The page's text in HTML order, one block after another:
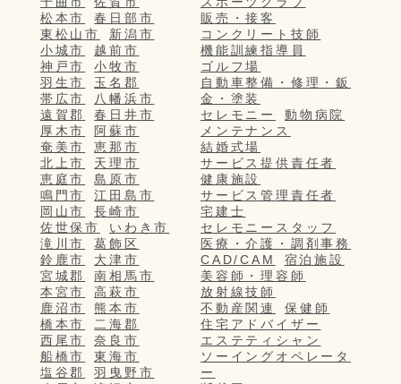
松本市
春日部市
東松山市
新潟市
小城市
越前市
神戸市
小牧市
羽生市
玉名郡
帯広市
八幡浜市
遠賀郡
春日井市
厚木市
阿蘇市
奄美市
恵那市
北上市
天理市
恵庭市
島原市
鳴門市
江田島市
岡山市
長崎市
佐世保市
いわき市
滝川市
葛飾区
鈴鹿市
大津市
宮城郡
南相馬市
本宮市
高萩市
鹿沼市
熊本市
橋本市
二海郡
西尾市
奈良市
船橋市
東海市
塩谷郡
羽曳野市
販売・接客
コンクリート技師
機能訓練指導員
ゴルフ場
自動車整備・修理・鈑
金・塗装
セレモニー
動物病院
メンテナンス
結婚式場
サービス提供責任者
健康施設
サービス管理責任者
宅建士
セレモニースタッフ
医療・介護・調剤事務
CAD/CAM
宿泊施設
美容師・理容師
放射線技師
不動産関連
保健師
住宅アドバイザー
エステティシャン
ソーイングオペレータ
ー